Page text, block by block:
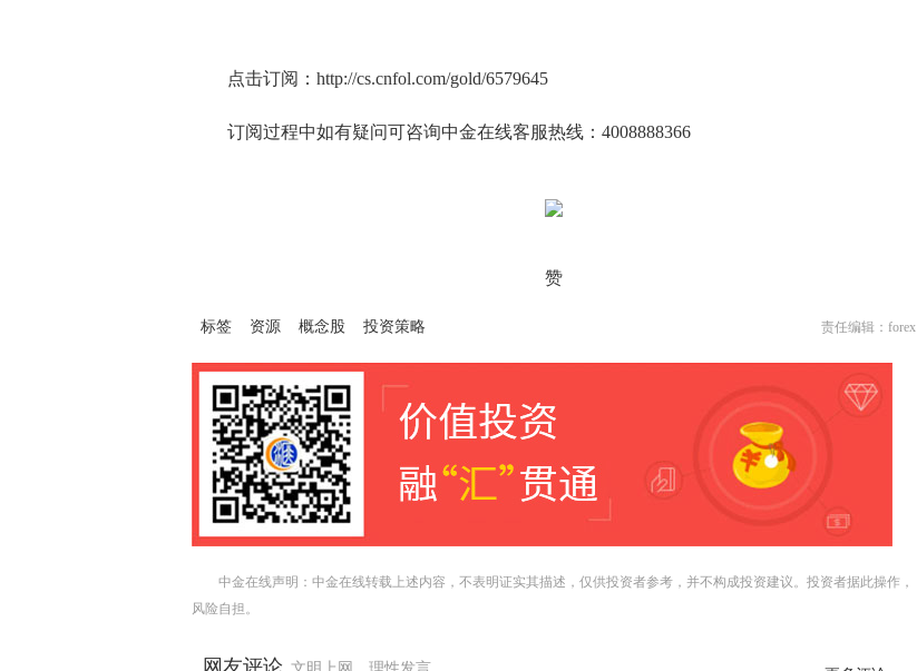
点击订阅：http://cs.cnfol.com/gold/6579645
订阅过程中如有疑问可咨询中金在线客服热线：4008888366
赞
标签 资源 概念股 投资策略 责任编辑：forex
中金在线声明：中金在线转载上述内容，不表明证实其描述，仅供投资者参考，并不构成投资建议。投资者据此操作，
风险自担。
网友评论